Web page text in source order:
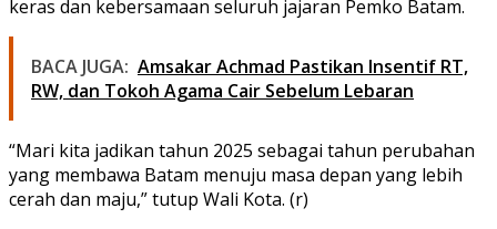
keras dan kebersamaan seluruh jajaran Pemko Batam.
BACA JUGA: Amsakar Achmad Pastikan Insentif RT,
RW, dan Tokoh Agama Cair Sebelum Lebaran
“Mari kita jadikan tahun 2025 sebagai tahun perubahan
yang membawa Batam menuju masa depan yang lebih
cerah dan maju,” tutup Wali Kota. (r)